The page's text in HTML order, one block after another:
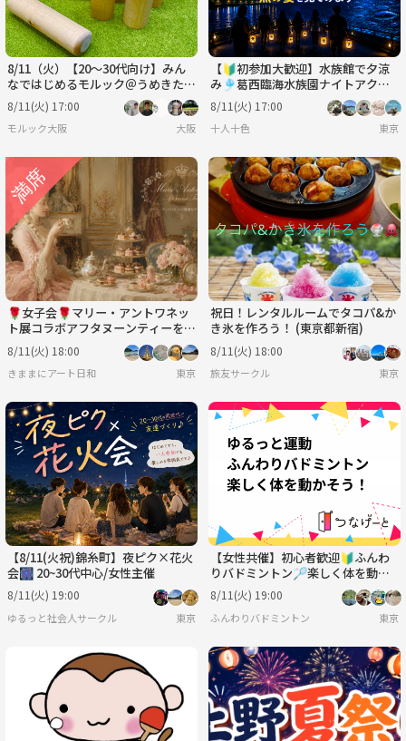
8/11（火）【20～30代向け】みん
なではじめるモルック＠うめきた公
園
8/11(火) 17:00
モルック大阪 大阪
【🔰初参加大歓迎】水族館で夕涼
み🎐葛西臨海水族園ナイトアクア
リウム【特別回】
8/11(火) 17:00
十人十色 東京
🌹女子会🌹マリー・アントワネッ
ト展コラボアフタヌーンティーを堪
能♪♪
8/11(火) 18:00
きままにアート日和 東京
祝日！レンタルルームでタコパ&か
き氷を作ろう！ (東京都新宿)
8/11(火) 18:00
旅友サークル 東京
【8/11(火祝)錦糸町】夜ピク×花火
会🎆 20~30代中心/女性主催
8/11(火) 19:00
ゆるっと社会人サークル 東京
【女性共催】初心者歓迎🔰ふんわ
りバドミントン🏸楽しく体を動か
そう！
8/11(火) 19:00
ふんわりバドミントン 東京